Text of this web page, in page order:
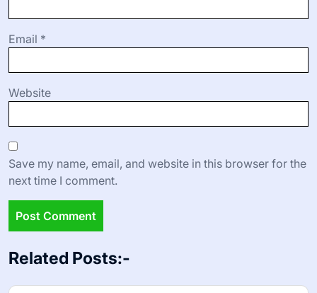
Email *
Website
Save my name, email, and website in this browser for the
next time I comment.
Related Posts:-